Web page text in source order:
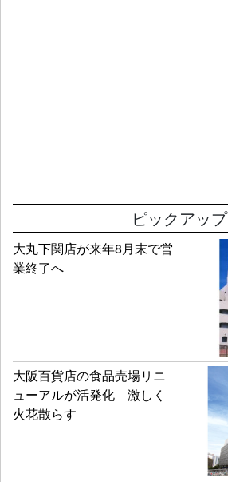
ピックアップ
大丸下関店が来年8月末で営
業終了へ
大阪百貨店の食品売場リニ
ューアルが活発化 激しく
火花散らす